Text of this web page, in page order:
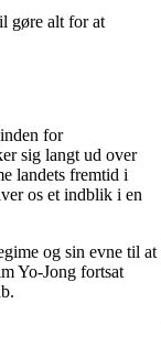
gøre alt for at
for
sig langt ud over
landets fremtid i
os et indblik i en
og sin evne til at
Yo-Jong fortsat